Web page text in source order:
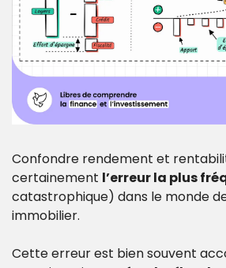
Confondre rendement et
certainement l’erreur la plus
catastrophique) dans le monde
immobilier.
Cette erreur est bien souvent